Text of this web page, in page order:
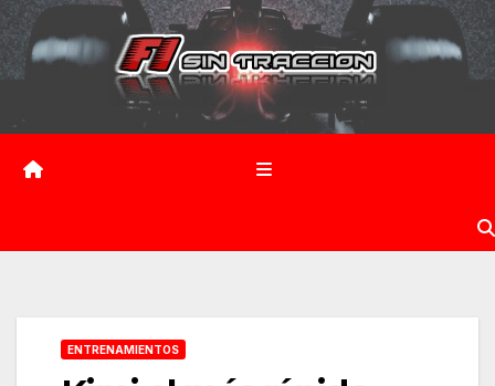
Saltar
contenido
ENTRENAMIENTOS